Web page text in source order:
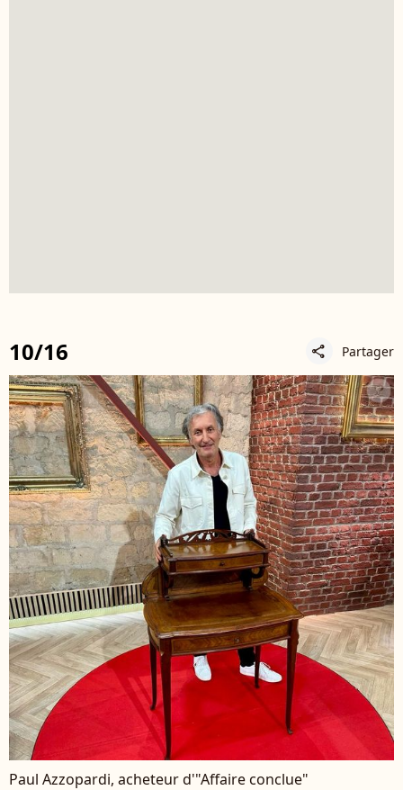
10/16 share Partager
Paul Azzopardi, acheteur d'"Affaire conclue"